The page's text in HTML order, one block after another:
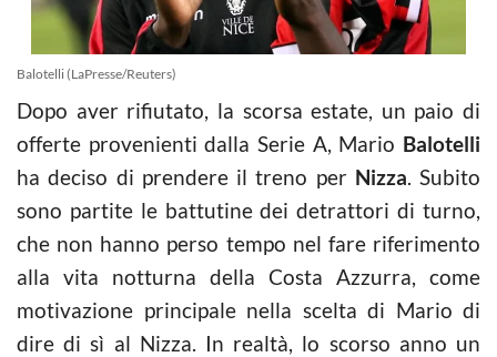
Balotelli (LaPresse/Reuters)
Dopo aver rifiutato, la scorsa estate, un paio di
offerte provenienti dalla Serie A, Mario Balotelli
ha deciso di prendere il treno per Nizza. Subito
sono partite le battutine dei detrattori di turno,
che non hanno perso tempo nel fare riferimento
alla vita notturna della Costa Azzurra, come
motivazione principale nella scelta di Mario di
dire di sì al Nizza. In realtà, lo scorso anno un